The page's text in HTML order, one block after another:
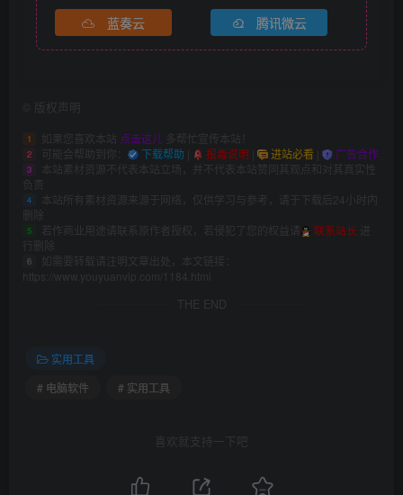
蓝奏云 腾讯微云
版权声明
1 如果您喜欢本站 点击这儿 多帮忙宣传本站！
2 可能会帮助到你： 下载帮助 报毒说明 | 进站必看 | 广告合作
3
本站素材资源不代表本站立场，并不代表本站赞同其观点和对其真实性
负责
4
本站所有素材资源来源于网络，仅供学习与参考，请于下载后24小时内
删除
5 若作商业用途请联系原作者授权，若侵犯了您的权益请 联系站长 进
行删除
6
如需要转载请注明文章出处，本文链接：
https://www.youyuanvip.com/1184.html
THE END
实用工具
# 电脑软件
# 实用工具
喜欢就支持一下吧